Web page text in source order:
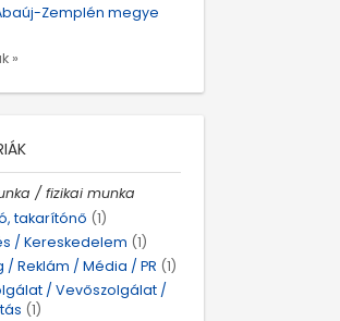
Zemplén megye
»
/ fizikai munka
takarítónő (1)
/ Kereskedelem (1)
/ Reklám / Média / PR (1)
/ Vevőszolgálat /
(1)